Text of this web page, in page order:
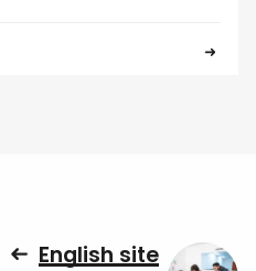
English site